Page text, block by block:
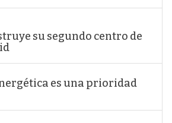
su segundo centro de
es una prioridad